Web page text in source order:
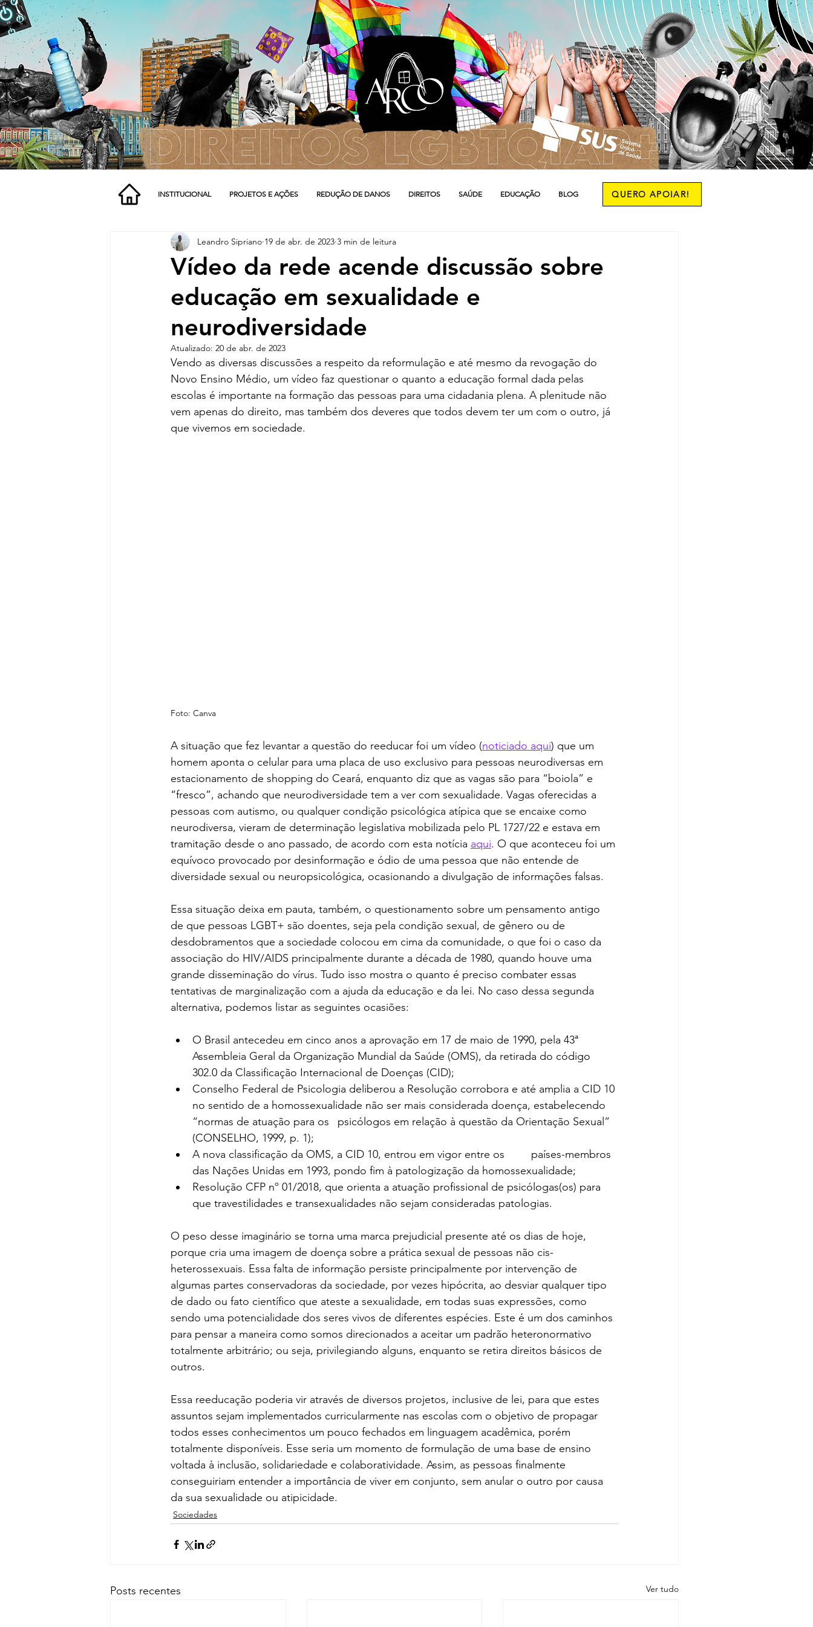
INSTITUCIONAL PROJETOS E AÇÕES REDUÇÃO DE DANOS DIREITOS SAÚDE EDUCAÇÃO BLOG QUERO APOIAR!
Vídeo da rede acende discussão sobre
educação em sexualidade e
neurodiversidade
Leandro Sipriano 19 de abr. de 2023 3 min de leitura
Atualizado: 20 de abr. de 2023
Vendo as diversas discussões a respeito da reformulação e até mesmo da revogação do
Novo Ensino Médio, um vídeo faz questionar o quanto a educação formal dada pelas
escolas é importante na formação das pessoas para uma cidadania plena. A plenitude não
vem apenas do direito, mas também dos deveres que todos devem ter um com o outro, já
que vivemos em sociedade.
Foto: Canva
A situação que fez levantar a questão do reeducar foi um vídeo (noticiado aqui) que um
homem aponta o celular para uma placa de uso exclusivo para pessoas neurodiversas em
estacionamento de shopping do Ceará, enquanto diz que as vagas são para “boiola” e
“fresco”, achando que neurodiversidade tem a ver com sexualidade. Vagas oferecidas a
pessoas com autismo, ou qualquer condição psicológica atípica que se encaixe como
neurodiversa, vieram de determinação legislativa mobilizada pelo PL 1727/22 e estava em
tramitação desde o ano passado, de acordo com esta notícia aqui. O que aconteceu foi um
equívoco provocado por desinformação e ódio de uma pessoa que não entende de
diversidade sexual ou neuropsicológica, ocasionando a divulgação de informações falsas.
Essa situação deixa em pauta, também, o questionamento sobre um pensamento antigo
de que pessoas LGBT+ são doentes, seja pela condição sexual, de gênero ou de
desdobramentos que a sociedade colocou em cima da comunidade, o que foi o caso da
associação do HIV/AIDS principalmente durante a década de 1980, quando houve uma
grande disseminação do vírus. Tudo isso mostra o quanto é preciso combater essas
tentativas de marginalização com a ajuda da educação e da lei. No caso dessa segunda
alternativa, podemos listar as seguintes ocasiões:
O Brasil antecedeu em cinco anos a aprovação em 17 de maio de 1990, pela 43ª
Assembleia Geral da Organização Mundial da Saúde (OMS), da retirada do código
Conselho Federal de Psicologia deliberou a Resolução corrobora e até amplia a CID 10
no sentido de a homossexualidade não ser mais considerada doença, estabelecendo
“normas de atuação para os 	psicólogos em relação à questão da Orientação Sexual”
(CONSELHO, 1999, p. 1);
A nova classificação da OMS, a CID 10, entrou em vigor entre os 	países-membros
Resolução CFP nº 01/2018, que orienta a atuação profissional de psicólogas(os) para
que travestilidades e transexualidades não sejam consideradas patologias.
O peso desse imaginário se torna uma marca prejudicial presente até os dias de hoje,
porque cria uma imagem de doença sobre a prática sexual de pessoas não cis-
heterossexuais. Essa falta de informação persiste principalmente por intervenção de
algumas partes conservadoras da sociedade, por vezes hipócrita, ao desviar qualquer tipo
de dado ou fato científico que ateste a sexualidade, em todas suas expressões, como
sendo uma potencialidade dos seres vivos de diferentes espécies. Este é um dos caminhos
para pensar a maneira como somos direcionados a aceitar um padrão heteronormativo
totalmente arbitrário; ou seja, privilegiando alguns, enquanto se retira direitos básicos de
outros.
Essa reeducação poderia vir através de diversos projetos, inclusive de lei, para que estes
assuntos sejam implementados curricularmente nas escolas com o objetivo de propagar
todos esses conhecimentos um pouco fechados em linguagem acadêmica, porém
totalmente disponíveis. Esse seria um momento de formulação de uma base de ensino
voltada à inclusão, solidariedade e colaboratividade. Assim, as pessoas finalmente
conseguiriam entender a importância de viver em conjunto, sem anular o outro por causa
da sua sexualidade ou atipicidade.
Sociedades
Posts recentes Ver tudo